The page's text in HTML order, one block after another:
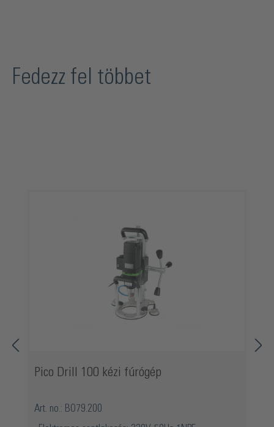
Fedezz fel többet
Pico Drill 100 kézi fúrógép
Art. no.: BO79.200